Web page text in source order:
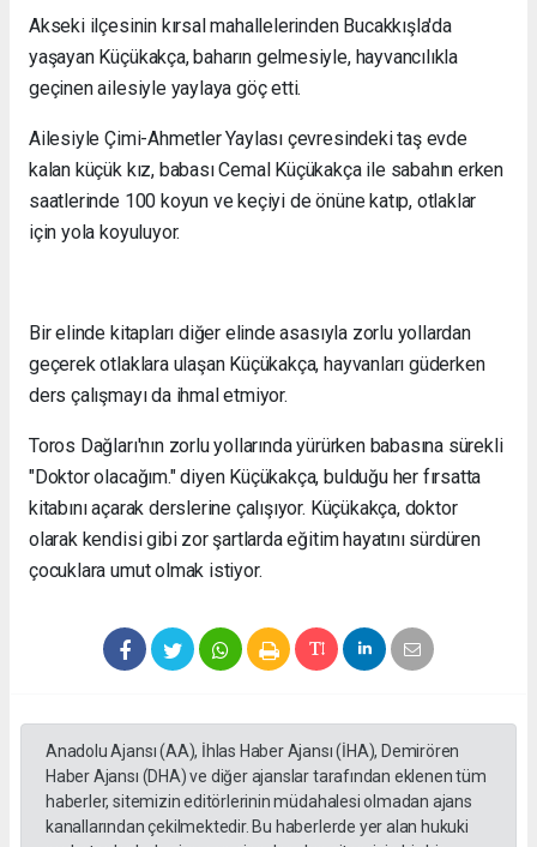
Akseki ilçesinin kırsal mahallelerinden Bucakkışla'da
yaşayan Küçükakça, baharın gelmesiyle, hayvancılıkla
geçinen ailesiyle yaylaya göç etti.
Ailesiyle Çimi-Ahmetler Yaylası çevresindeki taş evde
kalan küçük kız, babası Cemal Küçükakça ile sabahın erken
saatlerinde 100 koyun ve keçiyi de önüne katıp, otlaklar
için yola koyuluyor.
Bir elinde kitapları diğer elinde asasıyla zorlu yollardan
geçerek otlaklara ulaşan Küçükakça, hayvanları güderken
ders çalışmayı da ihmal etmiyor.
Toros Dağları'nın zorlu yollarında yürürken babasına sürekli
"Doktor olacağım." diyen Küçükakça, bulduğu her fırsatta
kitabını açarak derslerine çalışıyor. Küçükakça, doktor
olarak kendisi gibi zor şartlarda eğitim hayatını sürdüren
çocuklara umut olmak istiyor.
Anadolu Ajansı (AA), İhlas Haber Ajansı (İHA), Demirören
Haber Ajansı (DHA) ve diğer ajanslar tarafından eklenen tüm
haberler, sitemizin editörlerinin müdahalesi olmadan ajans
kanallarından çekilmektedir. Bu haberlerde yer alan hukuki